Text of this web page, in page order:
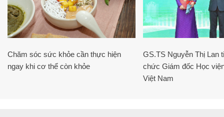
Chăm sóc sức khỏe cần thực hiện
ngay khi cơ thể còn khỏe
GS.TS Nguyễn Thị Lan
chức Giám đốc Học
Việt Nam